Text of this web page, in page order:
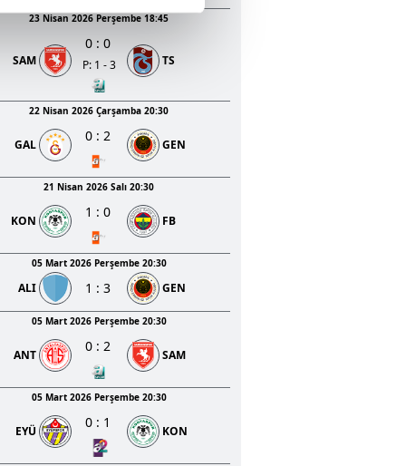
kullanılmaktadır. Bu
sunulması
ve sizlere yönelik
detaylı bilgi için Ayarlar
ve sitemizde ilgili
23 Nisan 2026 Perşembe 18:45
SAM
0 :0
P: 1 - 3 TS
22 Nisan 2026 Çarşamba 20:30
GAL
0 : 2
GEN
21 Nisan 2026 Salı 20:30
KON
1 :0
FB
05 Mart 2026 Perşembe 20:30
ALI 1 :3 GEN
05 Mart 2026 Perşembe 20:30
ANT
0 : 2
SAM
05 Mart 2026 Perşembe 20:30
EYÜ
0 : 1
KON